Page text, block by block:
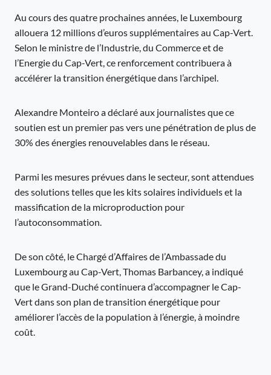
Au cours des quatre prochaines années, le Luxembourg
allouera 12 millions d’euros supplémentaires au Cap-Vert.
Selon le ministre de l’Industrie, du Commerce et de
l’Energie du Cap-Vert, ce renforcement contribuera à
accélérer la transition énergétique dans l’archipel.
Alexandre Monteiro a déclaré aux journalistes que ce
soutien est un premier pas vers une pénétration de plus de
30% des énergies renouvelables dans le réseau.
Parmi les mesures prévues dans le secteur, sont attendues
des solutions telles que les kits solaires individuels et la
massification de la microproduction pour
l’autoconsommation.
De son côté, le Chargé d’Affaires de l’Ambassade du
Luxembourg au Cap-Vert, Thomas Barbancey, a indiqué
que le Grand-Duché continuera d’accompagner le Cap-
Vert dans son plan de transition énergétique pour
améliorer l’accès de la population à l’énergie, à moindre
coût.